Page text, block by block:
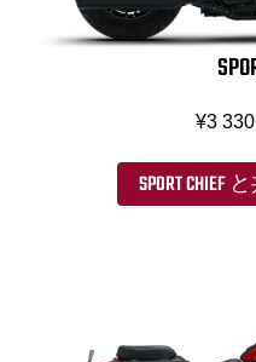
¥3
SPORT